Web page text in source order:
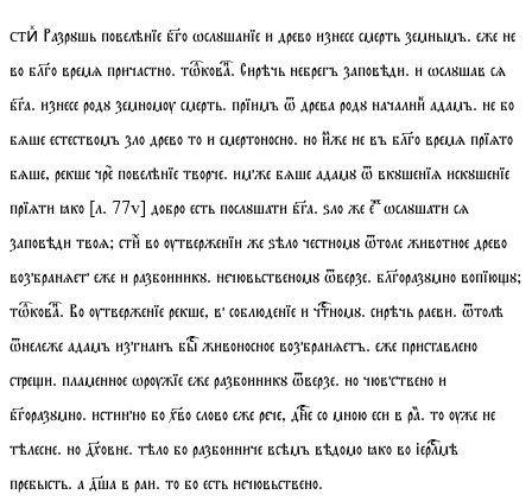
стиⷯ Разрꙋшь повелѣнїе бго ѡслꙋшанїе и древо изнесе смерть земнымъ. еже не
во блго времѧ причастно.тѡкова. Сирѣчь небрегъ заповѣди. и ѡслꙋшав сѧ
бга. изнесе родꙋ земномѹ смерть. прїимъ ѿ древа родꙋ началниⷦ адамъ. не бо
бѧше естествомъ зло древо то и смертоносно. но иⷨже не въ блго времѧ прїѧто
бѧше, рекше чре повелѣнїе творче. имже бѧше адамꙋ ѿ вкꙋшенїѧ искꙋшенїе
прїѧти ꙗко[л.77v]добро есть послꙋшати бга. ѕло же е ⷤ ⷷѡслꙋшати сѧ
заповѣди твоѧ;стиⷯво ѹтверженїи же ѕѣло честномꙋ ѿтоле животное древо
возбранѧет еже и разбоиникꙋ. нечювьственомꙋ ѿверзе. блгоразꙋмно вопїюꙋ;
тѡкова. Во ѹтверженїе рекше, в соблюденїе и чтномꙋ. сирѣчь раеви. ѿтолѣ
ѿнележе адамъ изгнанъ бы живоносное возбранѧетъ. еже приставлено
стреи. пламенное ѡрѹжїе еже разбоиникꙋ ѿверзе. но чювствено и
бгоразꙋмно. истинно бо хво слово еже рече, дне со мною еси в ра. то ѹже не
тѣлесне. но дховне. тѣло бо разбоиниче всѣмъ вѣдомо ꙗко во іерлмѣ
пребысть. а дша в раи. то бо есть нечювьствено.